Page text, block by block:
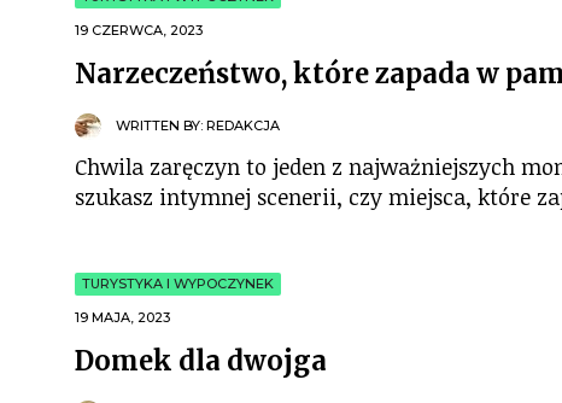
19 CZERWCA, 2023
Narzeczeństwo, które zapada w
WRITTEN BY: REDAKCJA
Chwila zaręczyn to jeden z najważniejszych
szukasz intymnej scenerii, czy miejsca, które
TURYSTYKA I WYPOCZYNEK
19 MAJA, 2023
Domek dla dwojga